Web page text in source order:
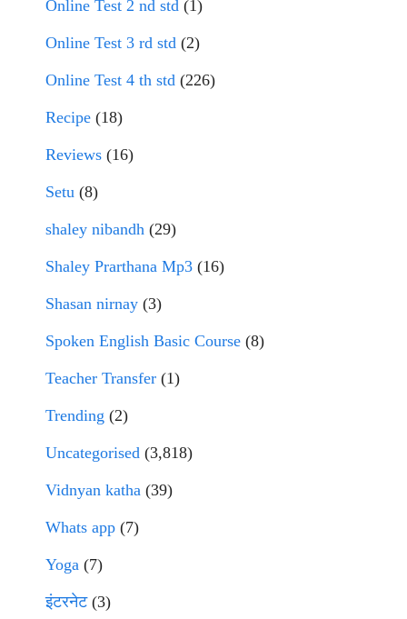
Online Test 2 nd std (1)
Online Test 3 rd std (2)
Online Test 4 th std (226)
Recipe (18)
Reviews (16)
Setu (8)
shaley nibandh (29)
Shaley Prarthana Mp3 (16)
Shasan nirnay (3)
Spoken English Basic Course (8)
Teacher Transfer (1)
Trending (2)
Uncategorised (3,818)
Vidnyan katha (39)
Whats app (7)
Yoga (7)
इंटरनेट(3)